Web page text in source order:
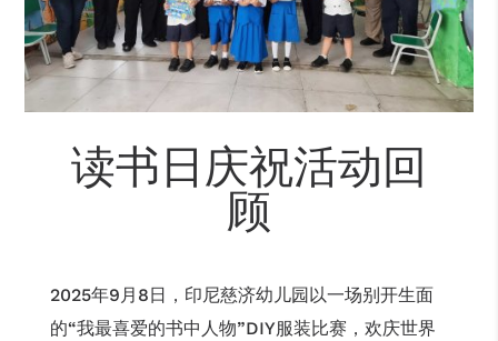
读书日庆祝活动回
顾
2025年9月8日，印尼慈济幼儿园以一场别开生面
的“我最喜爱的书中人物”DIY服装比赛，欢庆世界